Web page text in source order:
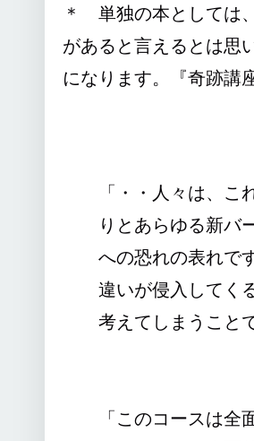
＊ 単独の本としては
があると言えるとは思
になります。『奇跡講
「・・人々は、
りとあらゆる新バ
への恐れの表れで
違いが侵入してく
考えてしまうこと
－－
「このコースは